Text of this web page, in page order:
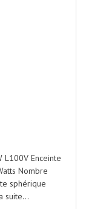
L100V Enceinte
Nombre
sphérique
suite...